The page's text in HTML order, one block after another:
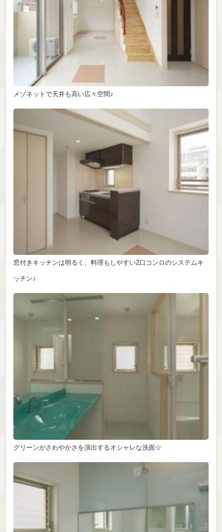
メゾネットで天井も高い広々空間♪
窓付きキッチンは明るく、料理もしやすい2口コンロのシステムキ
ッチン♪
グリーンがさわやかさを演出するオシャレな洗面☆